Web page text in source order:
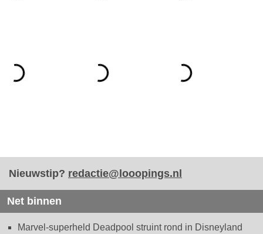
Nieuwstip? redactie@looopings.nl
Net binnen
Marvel-superheld Deadpool struint rond in Disneyland